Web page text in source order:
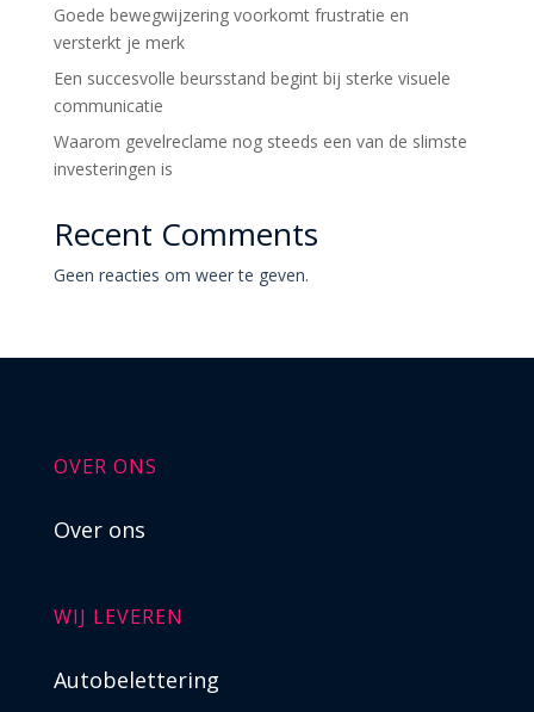
Goede bewegwijzering voorkomt frustratie en
versterkt je merk
Een succesvolle beursstand begint bij sterke visuele
communicatie
Waarom gevelreclame nog steeds een van de slimste
investeringen is
Recent Comments
Geen reacties om weer te geven.
OVER ONS
Over ons
WIJ LEVEREN
Autobelettering